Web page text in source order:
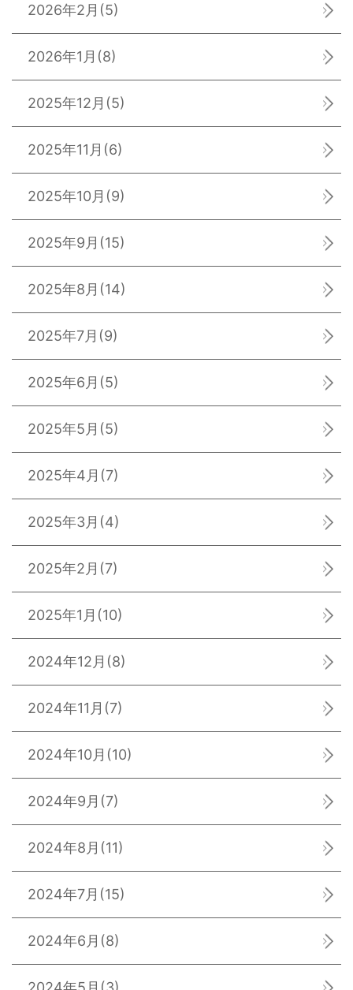
2026年2月 (5)
2026年1月 (8)
2025年12月 (5)
2025年11月 (6)
2025年10月 (9)
2025年9月 (15)
2025年8月 (14)
2025年7月 (9)
2025年6月 (5)
2025年5月 (5)
2025年4月 (7)
2025年3月 (4)
2025年2月 (7)
2025年1月 (10)
2024年12月 (8)
2024年11月 (7)
2024年10月 (10)
2024年9月 (7)
2024年8月 (11)
2024年7月 (15)
2024年6月 (8)